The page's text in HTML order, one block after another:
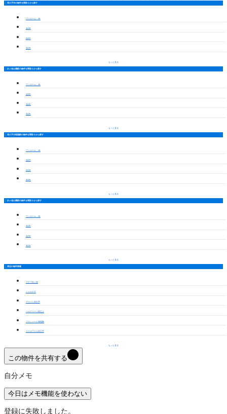
長久手市の物件を間取りから探す
ワンルーム・1K
1LDK
2LDK
3LDK
もっと見る
杁ヶ池公園駅の物件を間取りから探す
ワンルーム・1K
1LDK
2LDK
3LDK
もっと見る
長久手古戦場駅の物件を間取りから探す
ワンルーム・1K
1LDK
2LDK
3LDK
もっと見る
杁ヶ池公園駅の物件を間取りから探す
ワンルーム・1K
1LDK
2LDK
3LDK
もっと見る
周辺の物件情報
ステイ杁ヶ池
シャルドネ
アーバン長久手
ベルグリーン段之上
ブランノート城屋敷
エスポワール長久手
もっと見る
この物件を共有する
自分メモ
今日はメモ機能を使わない
登録に失敗しました。